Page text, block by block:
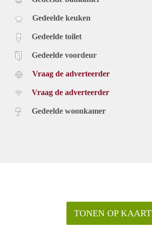
Gedeelde keuken
Gedeelde toilet
Gedeelde voordeur
Vraag de adverteerder
Vraag de adverteerder
Gedeelde woonkamer
TONEN OP KAART